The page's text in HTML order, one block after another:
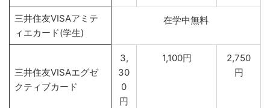
三井住友VISAアミテ
ィエカード(学生)
在学中無料
三井住友VISAエグゼ
クティブカード
3,
30
0
円
1,100円
2,750
円